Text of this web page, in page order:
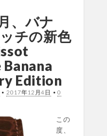
、バナ
チの新色
Edition
• 2017年12月4日 • 0
この
度、